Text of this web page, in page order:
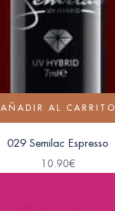
AÑADIR AL CARRITO
029 Semilac Espresso
10.90€